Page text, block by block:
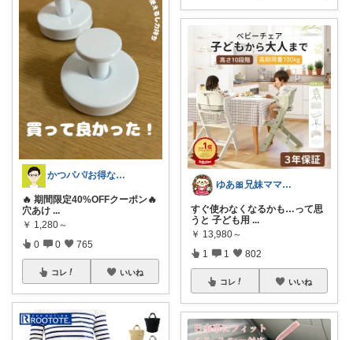
かつパパ/お得な子供服、育児商品の紹介✨
🔥 期間限定40%OFFクーポン🔥
穴あけ ...
￥ 1,280～
0 0 765
コレ いいね
ゆあ🎀兄妹ママの育児と暮らし
すぐ使わなくなるかも…って思
うと 子ども用 ...
￥ 13,980～
1 1 802
コレ いいね